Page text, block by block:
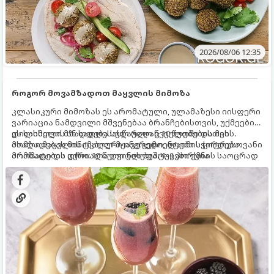
2026/08/06 12:35
როგორ მოვამზადოთ მაყვლის მიმოზა
კლასიკური მიმოზას ეს არომატული, ულამაზესი იისფერი
ვარიაცია ნამდვილი მშვენებაა ბრანჩებისთვის, უქმეების
დილისთვის ან სადღესასწაულო წვეულებებისთვის.
ახალი მაყვლის ტკბილ-მჟავე გემო, ლაიმის ციტრუსოვანი
არომატი და ცქრიალა ღვინის ბუშტუკები ქმნის საოცრად
დახვეწილ და მაგრილებელ კოქტეილს.
ეს სასმელი მზადდება სულ რაღაც 10 წუთში და მის
მომზადებას მინიმალური ინგრედიენტები სჭირდება.
მომზადების დრო: 10 წუთი ულუფა: 4–6 პორცია